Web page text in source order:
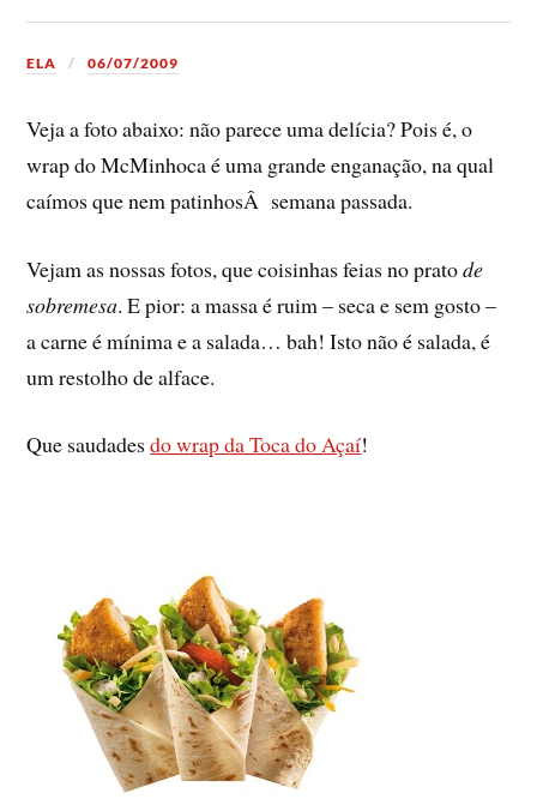
ELA 06/07/2009
Veja a foto abaixo: não parece uma delí­cia? Pois é, o
wrap do McMinhoca é uma grande enganação, na qual
caí­mos que nem patinhosÂ semana passada.
Vejam as nossas fotos, que coisinhas feias no pratode
sobremesa. E pior: a massa é ruim – seca e sem gosto –
a carne é mí­nima e a salada… bah! Isto não é salada, é
um restolho de alface.
Que saudadesdo wrap da Toca do Açaí­!